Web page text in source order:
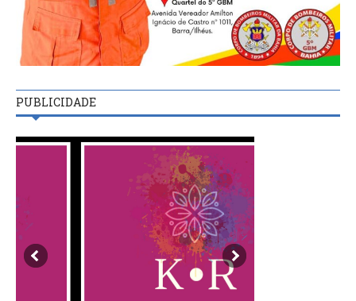
PUBLICIDADE